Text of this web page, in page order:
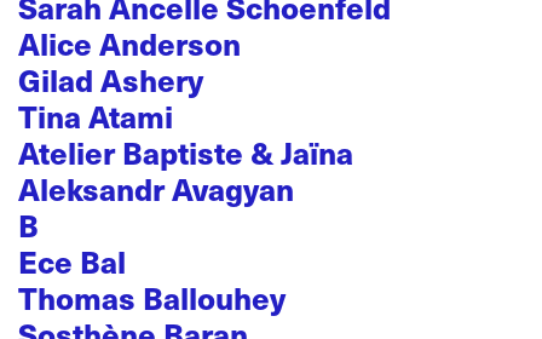
Alice Anderson
Gilad Ashery
Tina Atami
Atelier Baptiste & Jaïna
Aleksandr Avagyan
B
Ece Bal
Thomas Ballouhey